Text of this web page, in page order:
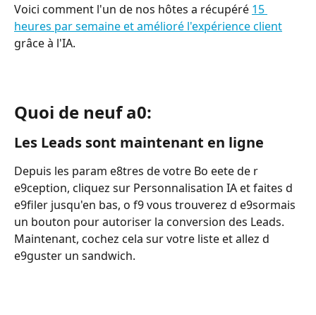
Voici comment l'un de nos hôtes a récupéré 15
heures par semaine et amélioré l'expérience client
grâce à l'IA.
Quoi de neuf a0:
Les Leads sont maintenant en ligne
Depuis les param e8tres de votre Bo eete de r
e9ception, cliquez sur Personnalisation IA et faites d
e9filer jusqu'en bas, o f9 vous trouverez d e9sormais
un bouton pour autoriser la conversion des Leads.
Maintenant, cochez cela sur votre liste et allez d
e9guster un sandwich.